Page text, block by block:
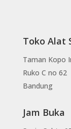
Toko Alat
Taman Kopo
Ruko C no 62
Bandung
Jam Buka